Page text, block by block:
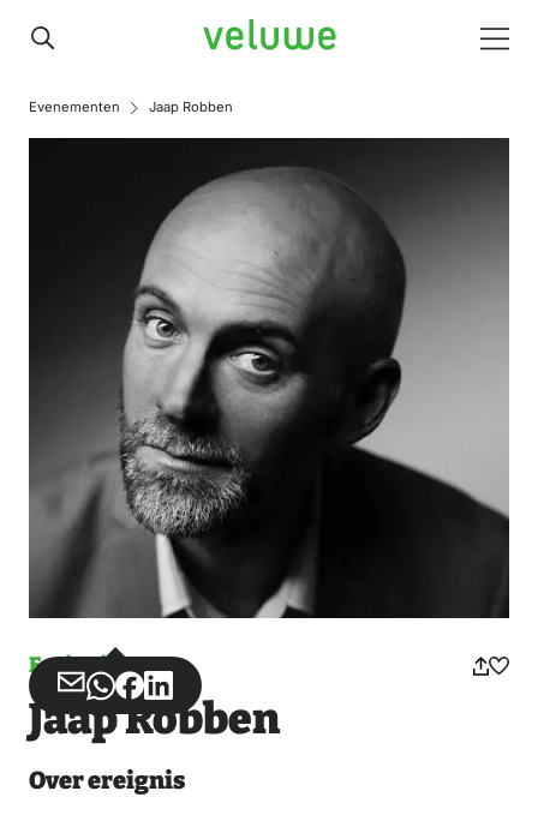
Veluwe
Evenementen Jaap Robben
Ereignis
Teilen
über
Teilen
über
Teilen
auf
Teilen
auf
Jaap Robben
Over ereignis